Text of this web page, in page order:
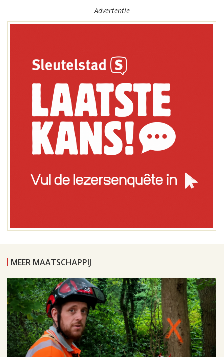
Advertentie
MEER MAATSCHAPPIJ